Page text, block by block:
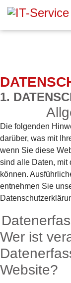
1.
Die folgenden
darüber, was mit
wenn Sie diese
sind alle Daten, mit
können.
entnehmen Sie
Wer ist
Website?